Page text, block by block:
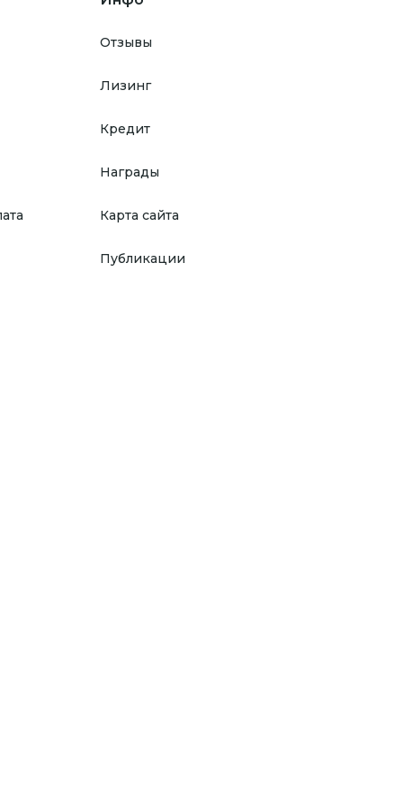
Отзывы
Лизинг
Кредит
Награды
Карта сайта
Публикации